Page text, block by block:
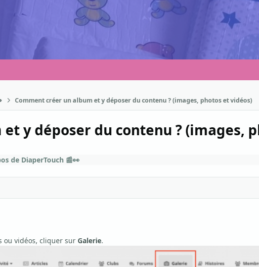
Comment créer un album et y déposer du contenu ? (images, photos et vidéos)
y déposer du contenu ? (images,
de DiaperTouch 📰👀
ou vidéos, cliquer sur Galerie.